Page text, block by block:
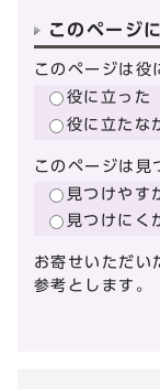
このページ
このページは役
役に立った
役に立たな
このページは見
見つけやす
見つけにく
お寄せいただい
参考とします。